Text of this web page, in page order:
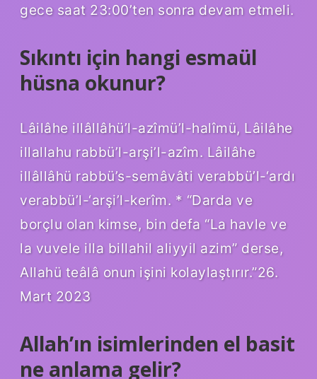
gece saat 23:00’ten sonra devam etmeli.
Sıkıntı için hangi esmaül
hüsna okunur?
Lâilâhe illâllâhü’l-azîmü’l-halîmü, Lâilâhe
illallahu rabbü’l-arşi’l-azîm. Lâilâhe
illâllâhü rabbü’s-semâvâti verabbü’l-‘ardı
verabbü’l-‘arşi’l-kerîm. * “Darda ve
borçlu olan kimse, bin defa “La havle ve
la vuvele illa billahil aliyyil azim” derse,
Allahü teâlâ onun işini kolaylaştırır.”26.
Mart 2023
Allah’ın isimlerinden el basit
ne anlama gelir?